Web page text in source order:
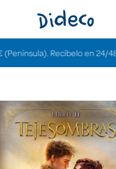
Recíbelo en 24/48